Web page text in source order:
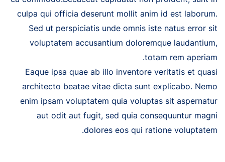
culpa qui officia deserunt mollit anim id est laborum.
Sed ut perspiciatis unde omnis iste natus error sit
voluptatem accusantium doloremque laudantium,
totam rem aperiam.
Eaque ipsa quae ab illo inventore veritatis et quasi
architecto beatae vitae dicta sunt explicabo. Nemo
enim ipsam voluptatem quia voluptas sit aspernatur
aut odit aut fugit, sed quia consequuntur magni
dolores eos qui ratione voluptatem.